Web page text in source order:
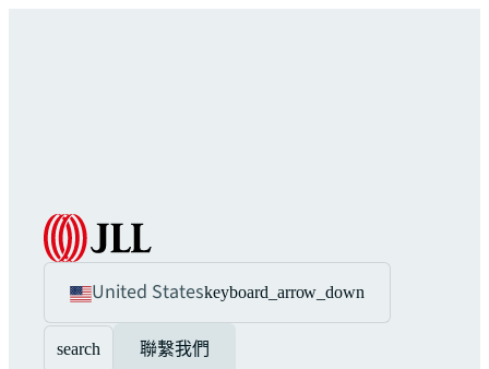
United Stateskeyboard_arrow_down
search 聯繫我們